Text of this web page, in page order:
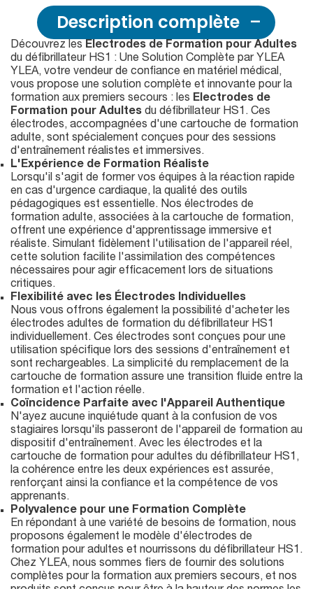
Description complète
Découvrez les Electrodes de Formation pour Adultes
du défibrillateur HS1 : Une Solution Complète par YLEA
YLEA, votre vendeur de confiance en matériel médical,
vous propose une solution complète et innovante pour la
formation aux premiers secours : les Electrodes de
Formation pour Adultes du défibrillateur HS1. Ces
électrodes, accompagnées d'une cartouche de formation
adulte, sont spécialement conçues pour des sessions
d'entraînement réalistes et immersives.
L'Expérience de Formation Réaliste
Lorsqu'il s'agit de former vos équipes à la réaction rapide
en cas d'urgence cardiaque, la qualité des outils
pédagogiques est essentielle. Nos électrodes de
formation adulte, associées à la cartouche de formation,
offrent une expérience d'apprentissage immersive et
réaliste. Simulant fidèlement l'utilisation de l'appareil réel,
cette solution facilite l'assimilation des compétences
nécessaires pour agir efficacement lors de situations
critiques.
Flexibilité avec les Électrodes Individuelles
Nous vous offrons également la possibilité d'acheter les
électrodes adultes de formation du défibrillateur HS1
individuellement. Ces électrodes sont conçues pour une
utilisation spécifique lors des sessions d'entraînement et
sont rechargeables. La simplicité du remplacement de la
cartouche de formation assure une transition fluide entre la
formation et l'action réelle.
Coïncidence Parfaite avec l'Appareil Authentique
N'ayez aucune inquiétude quant à la confusion de vos
stagiaires lorsqu'ils passeront de l'appareil de formation au
dispositif d'entraînement. Avec les électrodes et la
cartouche de formation pour adultes du défibrillateur HS1,
la cohérence entre les deux expériences est assurée,
renforçant ainsi la confiance et la compétence de vos
apprenants.
Polyvalence pour une Formation Complète
En répondant à une variété de besoins de formation, nous
proposons également le modèle d'électrodes de
formation pour adultes et nourrissons du défibrillateur HS1.
Chez YLEA, nous sommes fiers de fournir des solutions
complètes pour la formation aux premiers secours, et nos